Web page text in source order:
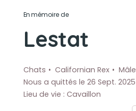
En mémoire de
Lestat
Chats Californian Rex
Mâle
Nous a quittés le 26 Sept. 2025
Lieu de vie : Cavaillon